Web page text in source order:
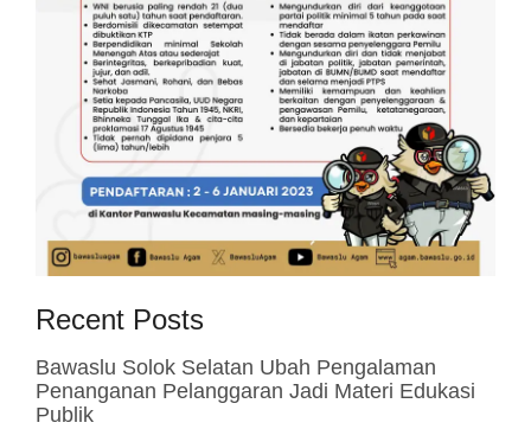
Recent Posts
Bawaslu Solok Selatan Ubah Pengalaman
Penanganan Pelanggaran Jadi Materi Edukasi
Publik